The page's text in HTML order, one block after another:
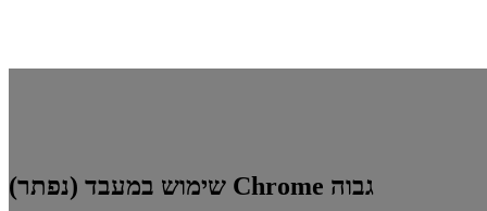
(נפתר) שימוש במעבד Chrome גבוה